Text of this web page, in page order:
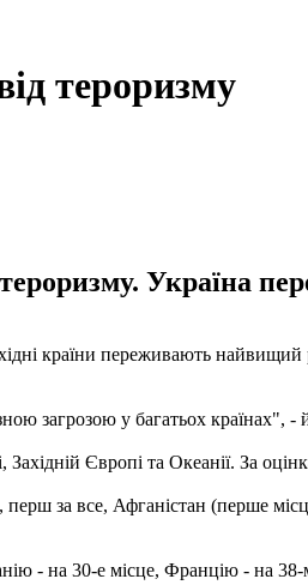
тероризму
Україна
країни переживають найвищий
загрозою у багатьох країнах", -
Західній Європі та Океанії. За
за все, Афганістан (перше
- на 30-е місце, Францію - на 38-